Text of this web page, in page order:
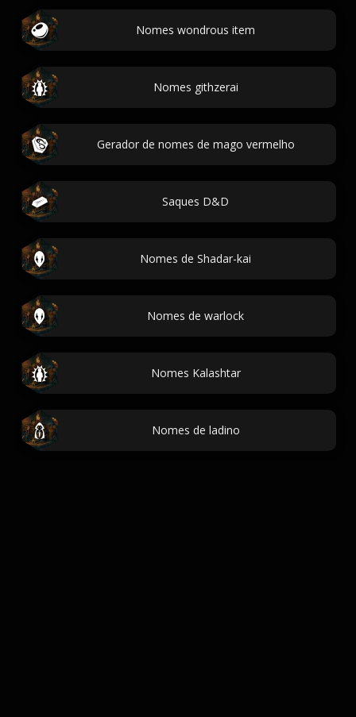
Nomes wondrous item
Nomes githzerai
Gerador de nomes de mago vermelho
Saques D&D
Nomes de Shadar-kai
Nomes de warlock
Nomes Kalashtar
Nomes de ladino